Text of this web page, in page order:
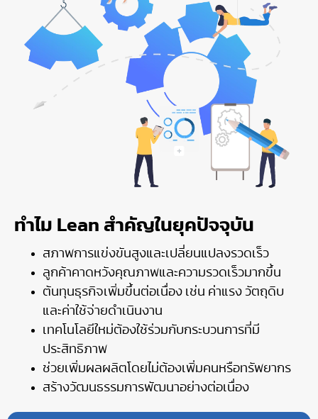
ทำไม Lean สำคัญในยุคปัจจุบัน
สภาพการแข่งขันสูงและเปลี่ยนแปลงรวดเร็ว
ลูกค้าคาดหวังคุณภาพและความรวดเร็วมากขึ้น
ต้นทุนธุรกิจเพิ่มขึ้นต่อเนื่อง เช่น ค่าแรง วัตถุดิบ
และค่าใช้จ่ายดำเนินงาน
เทคโนโลยีใหม่ต้องใช้ร่วมกับกระบวนการที่มี
ประสิทธิภาพ
ช่วยเพิ่มผลผลิตโดยไม่ต้องเพิ่มคนหรือทรัพยากร
สร้างวัฒนธรรมการพัฒนาอย่างต่อเนื่อง